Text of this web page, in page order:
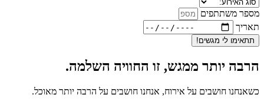
מספר משתתפים
תאריך
תתאימו לי מגשים!
הרבה יותר ממגש, זו החוויה השלמה.
כשאנחנו חושבים על אירוח, אנחנו חושבים על הרבה יותר מאוכל.